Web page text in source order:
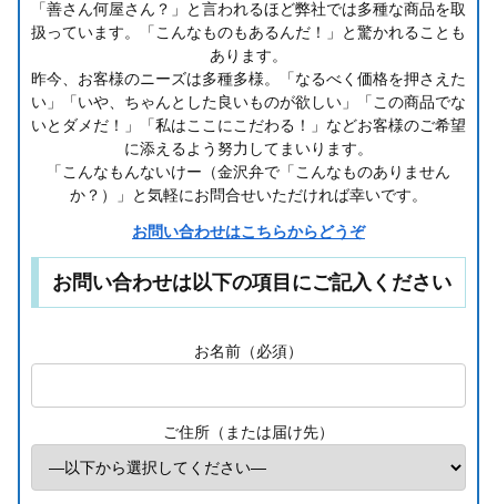
「善さん何屋さん？」と言われるほど弊社では多種な商品を取
扱っています。「こんなものもあるんだ！」と驚かれることも
あります。
昨今、お客様のニーズは多種多様。「なるべく価格を押さえた
い」「いや、ちゃんとした良いものが欲しい」「この商品でな
いとダメだ！」「私はここにこだわる！」などお客様のご希望
に添えるよう努力してまいります。
「こんなもんないけー（金沢弁で「こんなものありません
か？）」と気軽にお問合せいただければ幸いです。
お問い合わせはこちらからどうぞ
お問い合わせは以下の項目にご記入ください
お名前（必須）
ご住所（または届け先）